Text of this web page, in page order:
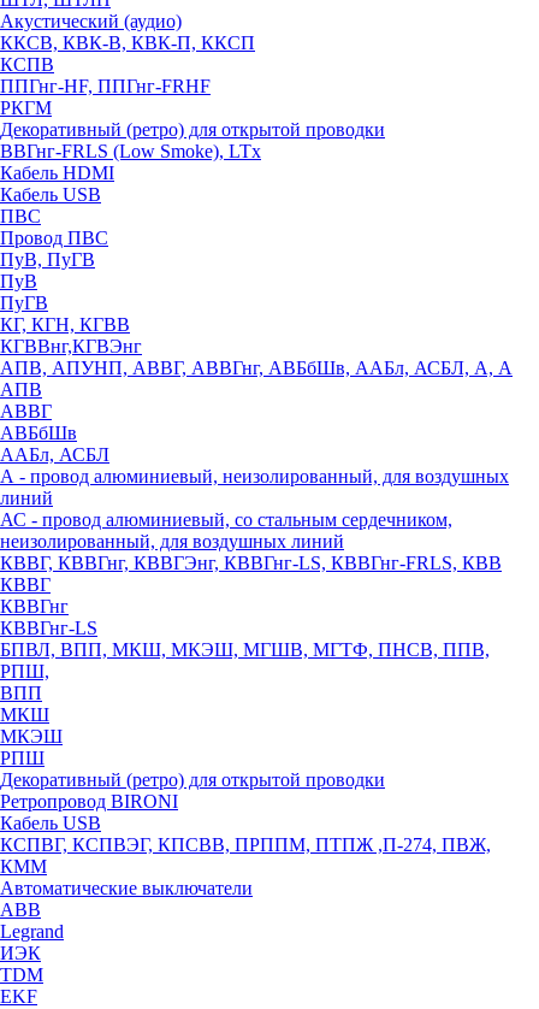
Акустический (аудио)
ККСВ, КВК-В, КВК-П, ККСП
КСПВ
ППГнг-HF, ППГнг-FRHF
РКГМ
Декоративный (ретро) для открытой проводки
ВВГнг-FRLS (Low Smoke), LTx
Кабель HDMI
Кабель USB
ПВС
Провод ПВС
ПуВ, ПуГВ
ПуВ
ПуГВ
КГ, КГН, КГВВ
КГВВнг,КГВЭнг
АПВ, АПУНП, АВВГ, АВВГнг, АВБбШв, ААБл, АСБЛ, А, А
АПВ
АВВГ
АВБбШв
ААБл, АСБЛ
А - провод алюминиевый, неизолированный, для воздушных
линий
АС - провод алюминиевый, со стальным сердечником,
неизолированный, для воздушных линий
КВВГ, КВВГнг, КВВГЭнг, КВВГнг-LS, КВВГнг-FRLS, КВВ
КВВГ
КВВГнг
КВВГнг-LS
БПВЛ, ВПП, МКШ, МКЭШ, МГШВ, МГТФ, ПНСВ, ППВ,
РПШ,
ВПП
МКШ
МКЭШ
РПШ
Декоративный (ретро) для открытой проводки
Ретропровод BIRONI
Кабель USB
КСПВГ, КСПВЭГ, КПСВВ, ПРППМ, ПТПЖ ,П-274, ПВЖ,
КММ
Автоматические выключатели
ABB
Legrand
ИЭК
TDM
EKF